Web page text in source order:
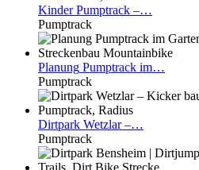
KinderPumptrack –…
Pumptrack
Planung Pumptrack im…
Pumptrack
Dirtpark Wetzlar –…
Pumptrack